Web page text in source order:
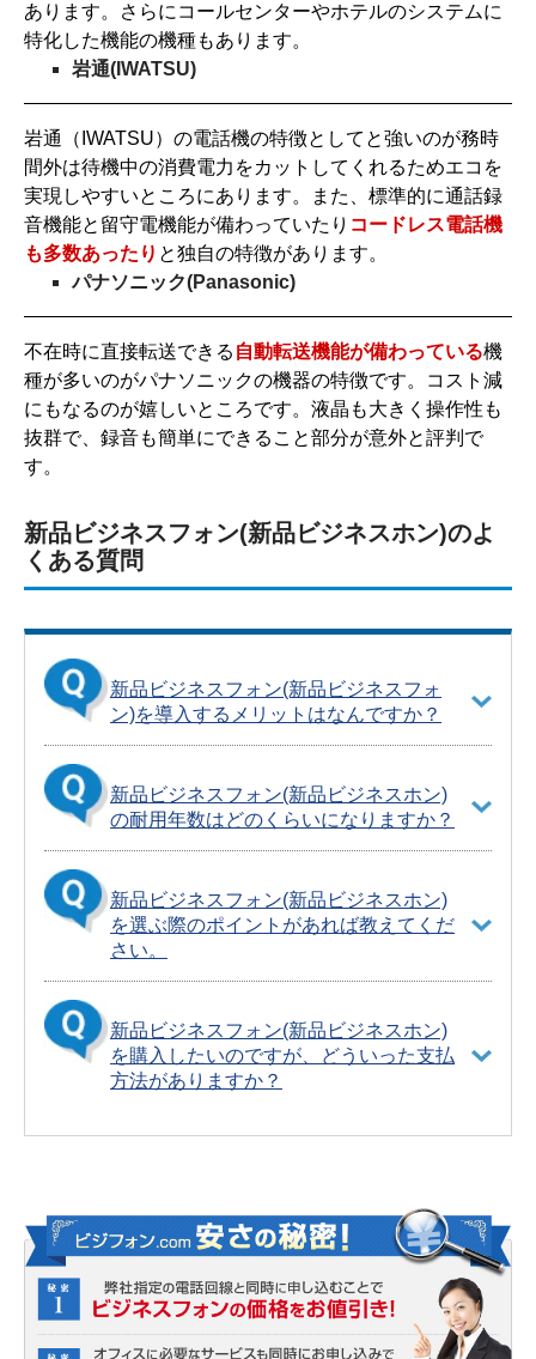
あります。さらにコールセンターやホテルのシステムに
特化した機能の機種もあります。
岩通(IWATSU)
岩通（IWATSU）の電話機の特徴としてと強いのが務時
間外は待機中の消費電力をカットしてくれるためエコを
実現しやすいところにあります。また、標準的に通話録
音機能と留守電機能が備わっていたり コードレス電話機
も多数あったり と独自の特徴があります。
パナソニック(Panasonic)
不在時に直接転送できる 自動転送機能が備わっている機
種が多いのがパナソニックの機器の特徴です。コスト減
にもなるのが嬉しいところです。液晶も大きく操作性も
抜群で、録音も簡単にできること部分が意外と評判で
す。
新品ビジネスフォン(新品ビジネスホン)のよ
くある質問
新品ビジネスフォン(新品ビジネスフォ
ン)を導入するメリットはなんですか？
新品ビジネスフォン(新品ビジネスホン)
の耐用年数はどのくらいになりますか？
新品ビジネスフォン(新品ビジネスホン)
を選ぶ際のポイントがあれば教えてくだ
さい。
新品ビジネスフォン(新品ビジネスホン)
を購入したいのですが、どういった支払
方法がありますか？